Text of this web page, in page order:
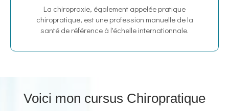
La chiropraxie, également appelée pratique
chiropratique, est une profession manuelle de la
santé de référence à l'échelle internationnale.
Voici mon cursus Chiropratique